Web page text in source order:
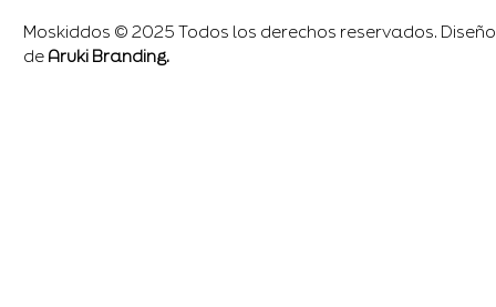
Moskiddos © 2025 Todos los derechos reservados. Diseño
de Aruki Branding.